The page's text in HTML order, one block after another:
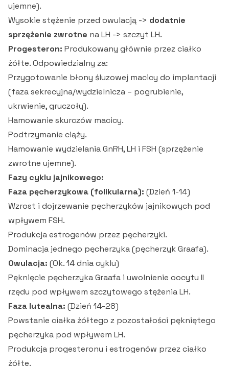
ujemne).
Wysokie stężenie przed owulacją -> dodatnie
sprzężenie zwrotne na LH -> szczyt LH.
Progesteron: Produkowany głównie przez ciałko
żółte. Odpowiedzialny za:
Przygotowanie błony śluzowej macicy do implantacji
(faza sekrecyjna/wydzielnicza – pogrubienie,
ukrwienie, gruczoły).
Hamowanie skurczów macicy.
Podtrzymanie ciąży.
Hamowanie wydzielania GnRH, LH i FSH (sprzężenie
zwrotne ujemne).
Fazy cyklu jajnikowego:
Faza pęcherzykowa (folikularna): (Dzień 1-14)
Wzrost i dojrzewanie pęcherzyków jajnikowych pod
wpływem FSH.
Produkcja estrogenów przez pęcherzyki.
Dominacja jednego pęcherzyka (pęcherzyk Graafa).
Owulacja: (Ok. 14 dnia cyklu)
Pęknięcie pęcherzyka Graafa i uwolnienie oocytu II
rzędu pod wpływem szczytowego stężenia LH.
Faza lutealna: (Dzień 14-28)
Powstanie ciałka żółtego z pozostałości pękniętego
pęcherzyka pod wpływem LH.
Produkcja progesteronu i estrogenów przez ciałko
żółte.